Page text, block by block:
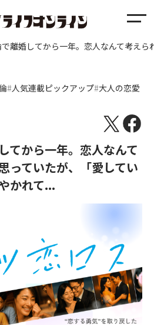
メ
ュ
離婚してから一年。恋人なんて考え
人気連載ピックアップ 大人の恋愛
てから一年。恋人なんて
っていたが、「愛してい
かれて...